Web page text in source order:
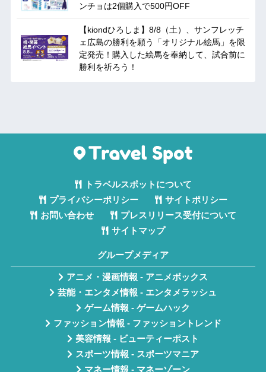
ンチョは2個購入で500円OFF
【kiondひろしま】8/8（土）、サンフレッチ
ェ広島の勝利を願う「オリジナル絵馬」を限
定発売！購入した絵馬を奉納して、試合前に
勝利を祈ろう！
トラベルスポットについて
プライバシーポリシー
サイトポリシー
お問い合わせ
プレスリリース受付について
サイトマップ
グループメディア
アニメ・漫画情報 - アニメボックス
芸能・エンタメ情報 - エンタメラッシュ
ゲーム情報 - ゲームハック
ファッション情報 - ファッショントレンド
美容情報 - ビューティーポスト
スポーツ情報 - スポーツマニア
マネー情報 - マネーゾーン